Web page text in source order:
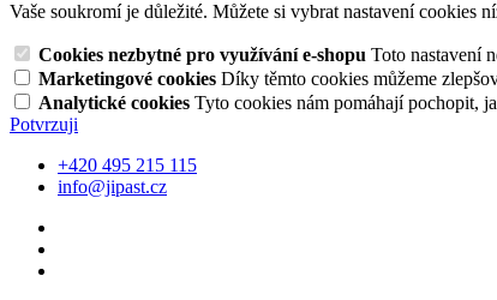
Vaše soukromí je důležité. Můžete si vybrat nastavení cookies
Cookies nezbytné pro využívání e-shopu Toto nastavení
Marketingové cookies Díky těmto cookies můžeme
Analytické cookies Tyto cookies nám pomáhají pochopit,
Potvrzuji
+420 495 215 115
info@jipast.cz